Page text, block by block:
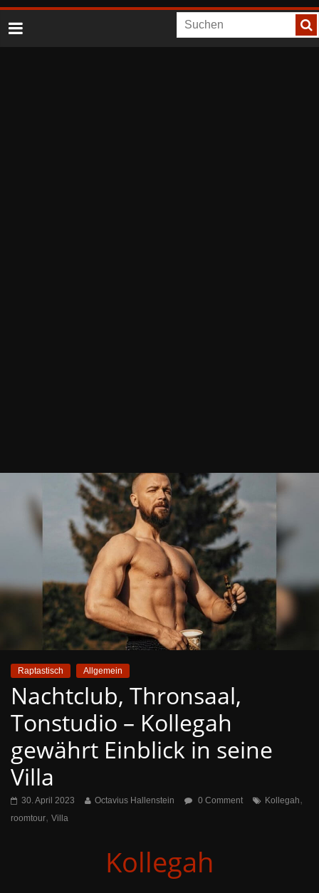
Raptastisch Allgemein
Nachtclub, Thronsaal,
Tonstudio – Kollegah
gewährt Einblick in seine
Villa
30. April 2023 Octavius Hallenstein 0 Comment Kollegah,
roomtour, Villa
Kollegah